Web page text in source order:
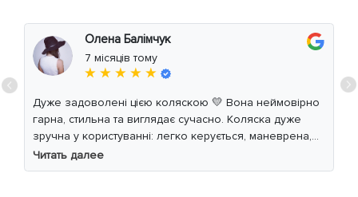
Олена Балімчук
7 місяців тому
★ ★ ★ ★ ★
Дуже задоволені цією коляскою 💛 Вона неймовірно
гарна, стильна та виглядає сучасно. Коляска дуже
зручна у користуванні: легко керується, маневрена,
м’який хід навіть по нерівній дорозі. Дитині
комфортно, просторе сидіння та великий капюшон
Читать далее